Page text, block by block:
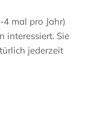
mal pro Jahr)
interessiert. Sie
jederzeit